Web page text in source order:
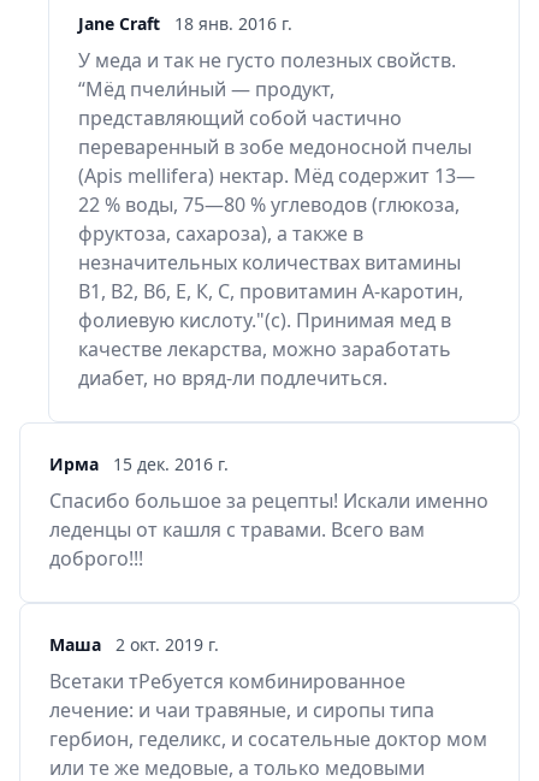
Jane Craft 18 янв. 2016 г.
У меда и так не густо полезных свойств.
“Мёд пчели́ный — продукт,
представляющий собой частично
переваренный в зобе медоносной пчелы
(Apis mellifera) нектар. Мёд содержит 13—
22 % воды, 75—80 % углеводов (глюкоза,
фруктоза, сахароза), а также в
незначительных количествах витамины
В1, В2, В6, Е, К, С, провитамин А-каротин,
фолиевую кислоту."(с). Принимая мед в
качестве лекарства, можно заработать
диабет, но вряд-ли подлечиться.
Ирма 15 дек. 2016 г.
Спасибо большое за рецепты! Искали именно
леденцы от кашля с травами. Всего вам
доброго!!!
Маша 2 окт. 2019 г.
Всетаки тРебуется комбинированное
лечение: и чаи травяные, и сиропы типа
гербион, геделикс, и сосательные доктор мом
или те же медовые, а только медовыми